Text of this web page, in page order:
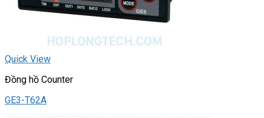
Quick View
Đồng hồ Counter
GE3-T62A